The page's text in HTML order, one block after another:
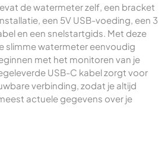
de watermeter zelf, een bracket
een 5V USB-voeding, een 3
en een snelstartgids. Met deze
slimme watermeter eenvoudig
met het monitoren van je
USB-C kabel zorgt voor
verbinding, zodat je altijd
actuele gegevens over je